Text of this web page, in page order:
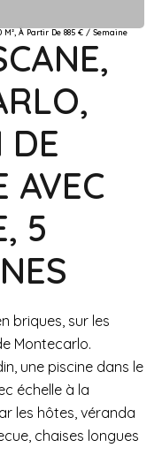
M², À Partir De 885 € / Semaine
DE
AVEC
5
briques, sur les
Montecarlo.
une piscine dans le
échelle à la
les hôtes, véranda
chaises longues